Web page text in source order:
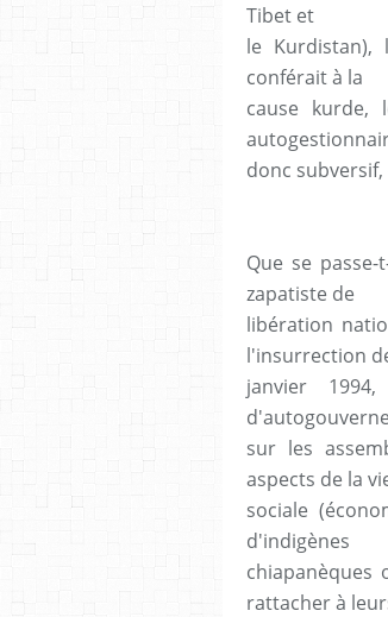
Tibet et
le Kurdistan),
conférait à la
cause kurde,
donc
Que se
zapatiste de
libération
l'insurrection
janvier
sur les
aspects de la
sociale
d'indigènes
rattacher à